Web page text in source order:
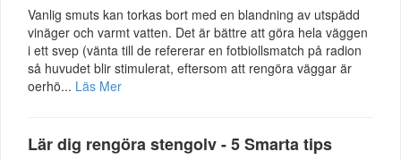
Vanlig smuts kan torkas bort med en blandning av utspädd
vinäger och varmt vatten. Det är bättre att göra hela väggen
i ett svep (vänta till de refererar en fotbiollsmatch på radion
så huvudet blir stimulerat, eftersom att rengöra väggar är
oerhö... Läs Mer
Lär dig rengöra stengolv - 5 Smarta tips